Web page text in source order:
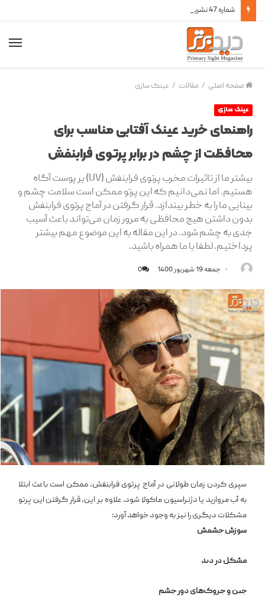
شماره 47 نشریه دید برتر منتشر شد
صفحه اصلی / مقالات / عینک سازی
عینک سازی
راهنمای خرید عینک آفتابی مناسب برای
محافظت از چشم در برابر پرتوی فرابنفش
بیشتر ما از تاثیرات مخرب پرتوی فرابنفش (UV) بر پوست آگاه
هستیم. اما نمی‌دانیم که این پرتو ممکن است سلامت چشم و
بینایی ما را به خطر بیندازد. قرار گرفتن در آماج پرتوی فرابنفش
بدون داشتن هیچ محافظی به مرور زمان می‌تواند باعث آسیب
جدی به چشم شود. در این مقاله به این موضوع مهم بیشتر
پرداختیم. لطفا با ما همراه باشید.
جمعه 19 شهریور 1400 0
سپری کردن زمان طولانی در آماج پرتوی فرابنفش، ممکن است باعث ابتلا
به آب مروارید یا دژنراسیون ماکولا شود. علاوه بر این، قرار گرفتن این پرتو
مشکلات دیگری را نیز به وجود خواهد آورد:
سوزش چشمش
مشکل در دید
چین و چروک‌های دور چشم